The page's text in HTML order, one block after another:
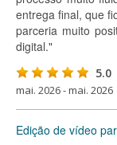
entrega final, que
parceria muito
digital."
5.0
mai. 2026 - mai. 2026
Edição de vídeo